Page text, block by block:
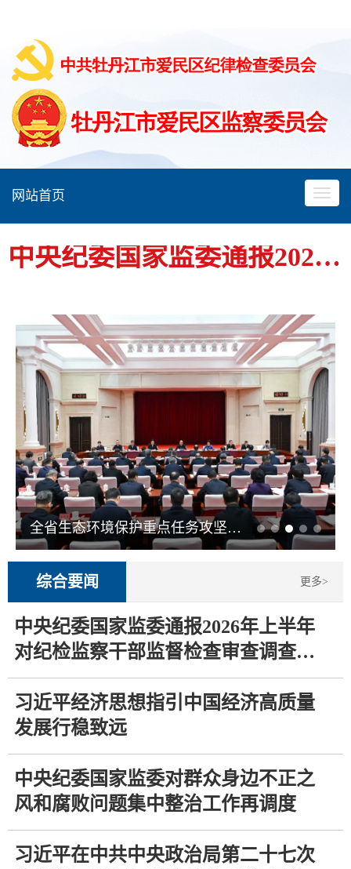
网站首页
中央纪委国家监委通报2026年上半年对纪检监察干部监督检查审查调查情况
全省生态环境保护重点任务攻坚推进会议召开
综合要闻 更多>
中央纪委国家监委通报2026年上半年
对纪检监察干部监督检查审查调查情
况
习近平经济思想指引中国经济高质量
发展行稳致远
中央纪委国家监委对群众身边不正之
风和腐败问题集中整治工作再调度
习近平在中共中央政治局第二十七次